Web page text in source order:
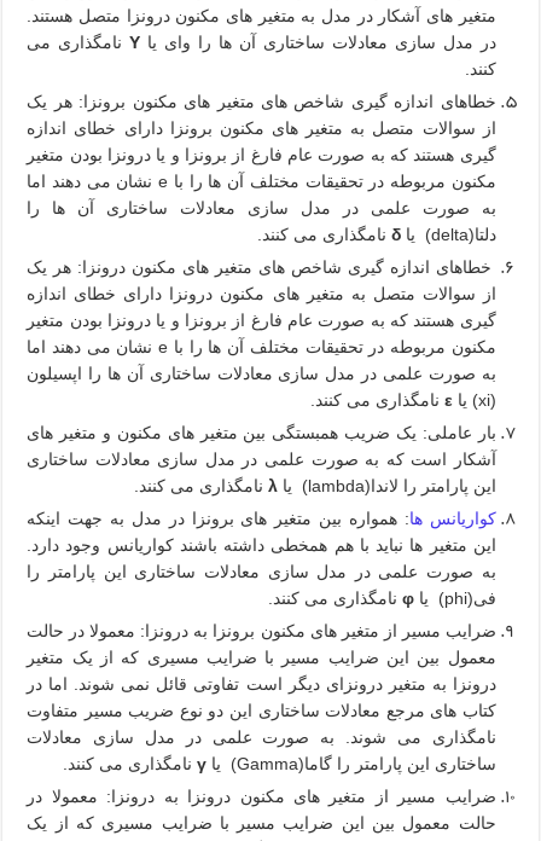
متغیر های آشکار در مدل به متغیر های مکنون درونزا متصل هستند.
در مدل سازی معادلات ساختاری آن ها را وای یا Yنامگذاری می
کنند.
خطاهای اندازه گیری شاخص های متغیر های مکنون برونزا: هر یک
از سوالات متصل به متغیر های مکنون برونزا دارای خطای اندازه
گیری هستند که به صورت عام فارغ از برونزا و یا درونزا بودن متغیر
مکنون مربوطه در تحقیقات مختلف آن ها را با eنشان می دهند اما
به صورت علمی در مدل سازی معادلات ساختاری آن ها را
دلتا(delta) یاδ نامگذاری می کنند.
خطاهای اندازه گیری شاخص های متغیر های مکنون درونزا: هر یک
از سوالات متصل به متغیر های مکنون درونزا دارای خطای اندازه
گیری هستند که به صورت عام فارغ از برونزا و یا درونزا بودن متغیر
مکنون مربوطه در تحقیقات مختلف آن ها را با eنشان می دهند اما
به صورت علمی در مدل سازی معادلات ساختاری آن ها را اپسیلون
(
xi) یاε نامگذاری می کنند.
بار عاملی: یک ضریب همبستگی بین متغیر های مکنون و متغیر های
آشکار است که به صورت علمی در مدل سازی معادلات ساختاری
این پارامتر را لاندا(lambda) یا λ نامگذاری می کنند.
کواریانس ها: همواره بین متغیر های برونزا در مدل به جهت اینکه
این متغیر ها نباید با هم همخطی داشته باشند کواریانس وجود دارد.
به صورت علمی در مدل سازی معادلات ساختاری این پارامتر را
فی(phi) یاφ نامگذاری می کنند.
ضرایب مسیر از متغیر های مکنون برونزا به درونزا: معمولا در حالت
معمول بین این ضرایب مسیر با ضرایب مسیری که از یک متغیر
درونزا به متغیر درونزای دیگر است تفاوتی قائل نمی شوند. اما در
کتاب های مرجع معادلات ساختاری این دو نوع ضریب مسیر متفاوت
نامگذاری می شوند. به صورت علمی در مدل سازی معادلات
ساختاری این پارامتر را گاما(Gamma) یاγ نامگذاری می کنند.
ضرایب مسیر از متغیر های مکنون درونزا به درونزا: معمولا در
حالت معمول بین این ضرایب مسیر با ضرایب مسیری که از یک